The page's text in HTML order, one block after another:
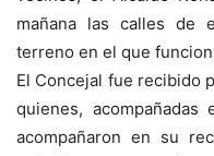
mañana las calles de
terreno en el que
El Concejal fue recibido
quienes,
acompañaron en su